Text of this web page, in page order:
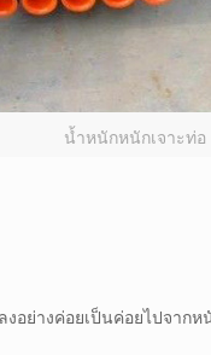
น้ำหนักหนักเจาะท่อ
อย่างค่อยเป็นค่อยไปจา